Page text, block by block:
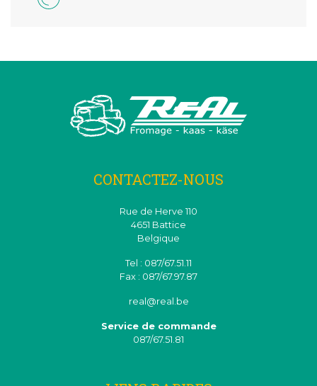
CONTACTEZ-NOUS
Rue de Herve 110
4651 Battice
Belgique
Tel : 087/67.51.11
Fax : 087/67.97.87
real@real.be
Service de commande
087/67.51.81